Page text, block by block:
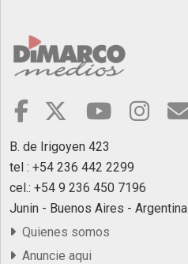
B. de Irigoyen 423
tel : +54 236 442 2299
cel.: +54 9 236 450 7196
Junin - Buenos Aires - Argentina
Quienes somos
Anuncie aqui